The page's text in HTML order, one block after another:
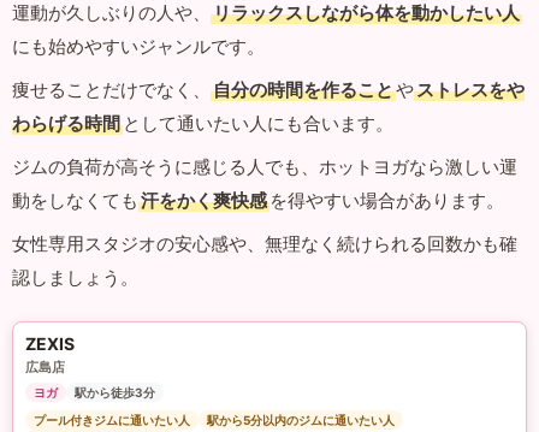
運動が久しぶりの人や、
リラックスしながら体を動かしたい人
にも始めやすいジャンルです。
痩せることだけでなく、
自分の時間を作ることやストレスをや
わらげる時間 として通いたい人にも合います。
ジムの負荷が高そうに感じる人でも、ホットヨガなら激しい運
動をしなくても 汗をかく爽快感 を得やすい場合があります。
女性専用スタジオの安心感や、無理なく続けられる回数かも確
認しましょう。
ZEXIS
広島店
ヨガ
駅から徒歩3分
プール付きジムに通いたい人
駅から5分以内のジムに通いたい人